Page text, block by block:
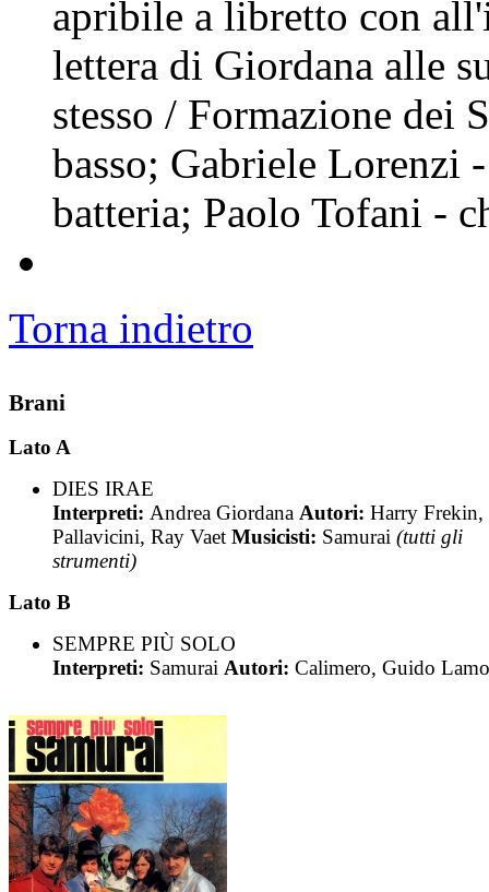
apribile a libretto con
lettera di Giordana alle
stesso / Formazione dei
basso; Gabriele Lorenzi
batteria; Paolo Tofani -
Torna indietro
Brani
Lato A
DIES IRAE
Interpreti: Andrea Giordana Autori: Harry
Pallavicini, Ray Vaet Musicisti: Samurai (tutti gli
strumenti)
Lato B
SEMPRE PIÙ SOLO
Interpreti: Samurai Autori: Calimero, Guido